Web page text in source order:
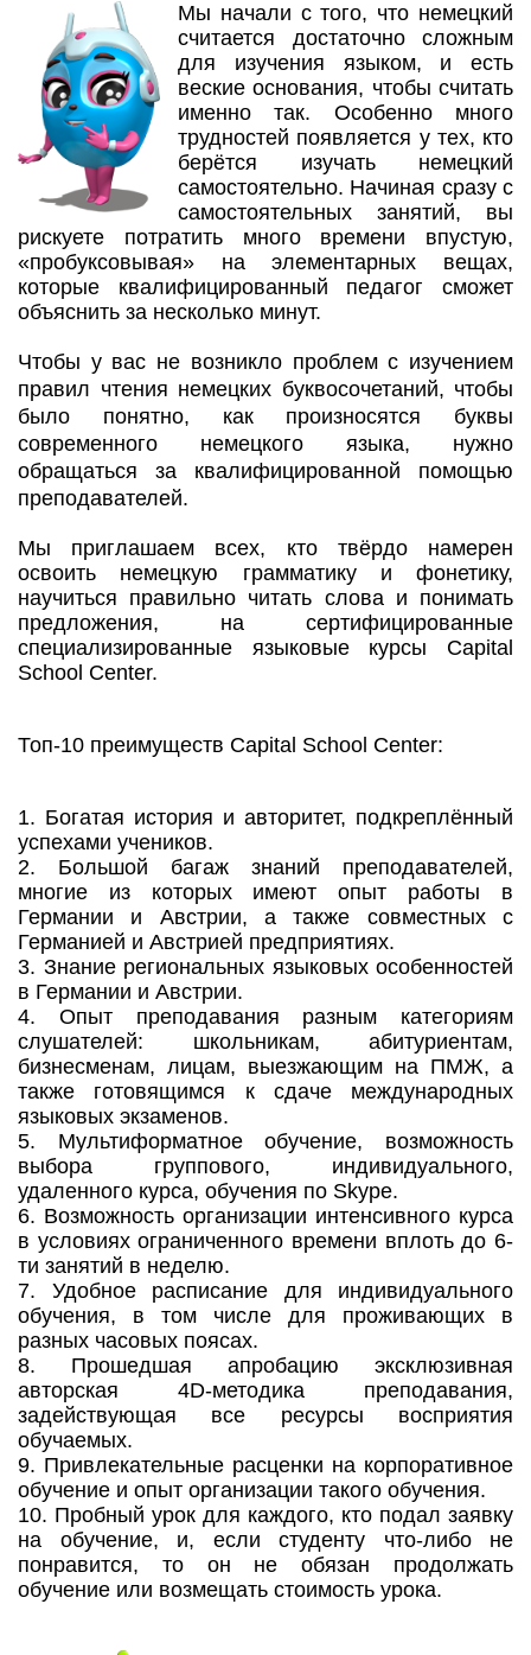
Мы начали с того, что немецкий
считается достаточно сложным
для изучения языком, и есть
веские основания, чтобы считать
именно так. Особенно много
трудностей появляется у тех, кто
берётся изучать немецкий
самостоятельно. Начиная сразу с
самостоятельных занятий, вы
рискуете потратить много времени впустую,
«пробуксовывая» на элементарных вещах,
которые квалифицированный педагог сможет
объяснить за несколько минут.
Чтобы у вас не возникло проблем с изучением
правил чтения немецких буквосочетаний, чтобы
было понятно, как произносятся буквы
современного немецкого языка, нужно
обращаться за квалифицированной помощью
преподавателей.
Мы приглашаем всех, кто твёрдо намерен
освоить немецкую грамматику и фонетику,
научиться правильно читать слова и понимать
предложения, на сертифицированные
специализированные языковые курсы Capital
School Center.
Топ-10 преимуществ Capital School Center:
1. Богатая история и авторитет, подкреплённый
успехами учеников.
2. Большой багаж знаний преподавателей,
многие из которых имеют опыт работы в
Германии и Австрии, а также совместных с
Германией и Австрией предприятиях.
3. Знание региональных языковых особенностей
в Германии и Австрии.
4. Опыт преподавания разным категориям
слушателей: школьникам, абитуриентам,
бизнесменам, лицам, выезжающим на ПМЖ, а
также готовящимся к сдаче международных
языковых экзаменов.
5. Мультиформатное обучение, возможность
выбора группового, индивидуального,
удаленного курса, обучения по Skype.
6. Возможность организации интенсивного курса
в условиях ограниченного времени вплоть до 6-
ти занятий в неделю.
7. Удобное расписание для индивидуального
обучения, в том числе для проживающих в
разных часовых поясах.
8. Прошедшая апробацию эксклюзивная
авторская 4D-методика преподавания,
задействующая все ресурсы восприятия
обучаемых.
9. Привлекательные расценки на корпоративное
обучение и опыт организации такого обучения.
10. Пробный урок для каждого, кто подал заявку
на обучение, и, если студенту что-либо не
понравится, то он не обязан продолжать
обучение или возмещать стоимость урока.